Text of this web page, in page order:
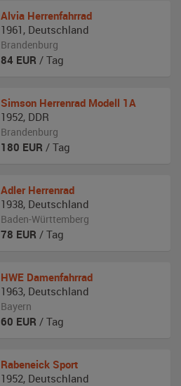
Alvia Herrenfahrrad
1961 , Deutschland
Brandenburg
84 EUR / Tag
Simson Herrenrad Modell 1A
1952, DDR
Brandenburg
180 EUR / Tag
Adler Herrenrad
1938, Deutschland
Baden-Württemberg
78 EUR / Tag
HWE Damenfahrrad
1963, Deutschland
Bayern
60 EUR / Tag
Rabeneick Sport
1952, Deutschland